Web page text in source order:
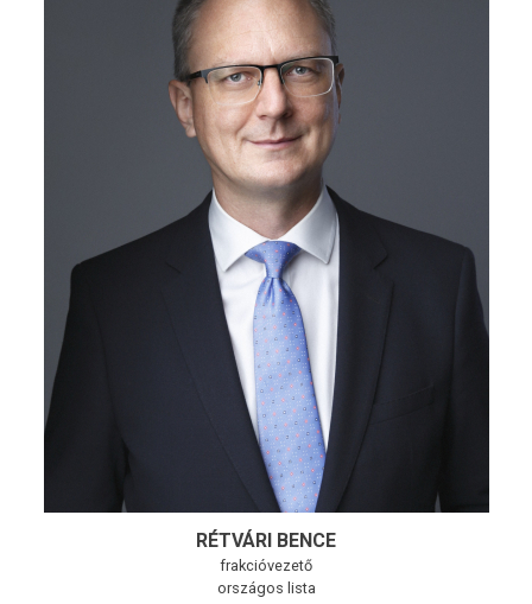
RÉTVÁRI BENCE
frakcióvezető
országos lista